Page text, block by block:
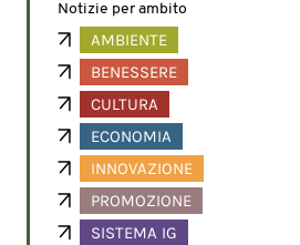
Notizie per ambito
AMBIENTE
BENESSERE
CULTURA
ECONOMIA
INNOVAZIONE
PROMOZIONE
SISTEMA IG